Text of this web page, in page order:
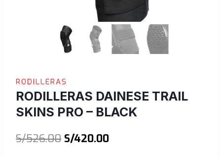
RODILLERAS
RODILLERAS DAINESE TRAIL
SKINS PRO – BLACK
S/526.00 El
S/420.00El